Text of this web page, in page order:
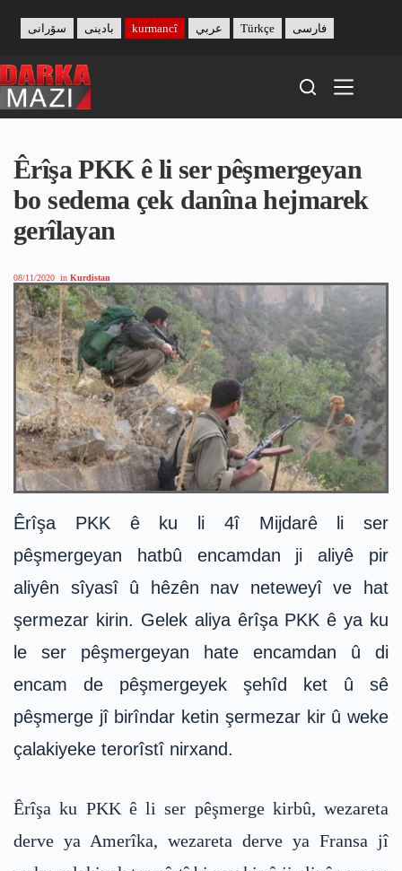
content
بادینی سۆرانی kurmancî عربي Türkçe فارسی
Êrîşa PKK ê li ser pêşmergeyan
bo sedema çek danîna hejmarek
gerîlayan
08/11/2020 in Kurdistan
Êrîşa PKK ê ku li 4î Mijdarê li ser
pêşmergeyan hatbû encamdan ji aliyê pir
aliyên sîyasî û hêzên nav neteweyî ve hat
şermezar kirin. Gelek aliya êrîşa PKK ê ya ku
le ser pêşmergeyan hate encamdan û di
encam de pêşmergeyek şehîd ket û sê
pêşmerge jî birîndar ketin şermezar kir û weke
çalakiyeke terorîstî nirxand.
Êrîşa ku PKK ê li ser pêşmerge kirbû, wezareta
derve ya Amerîka, wezareta derve ya Fransa jî